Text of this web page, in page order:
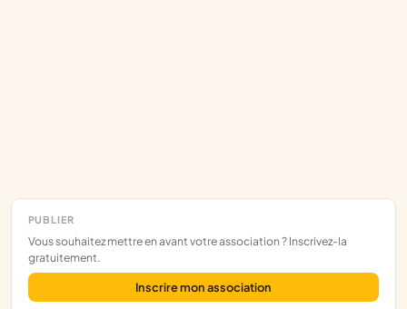
PUBLIER
Vous souhaitez mettre en avant votre association ? Inscrivez-la
gratuitement.
Inscrire mon association